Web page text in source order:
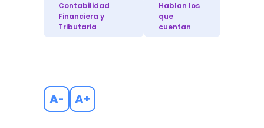
Contabilidad
Financiera y
Tributaria
Hablan los
que
cuentan
A- A+